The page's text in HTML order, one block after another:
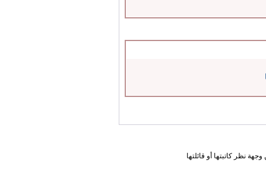
نظر كاتبتها أو قائلتها